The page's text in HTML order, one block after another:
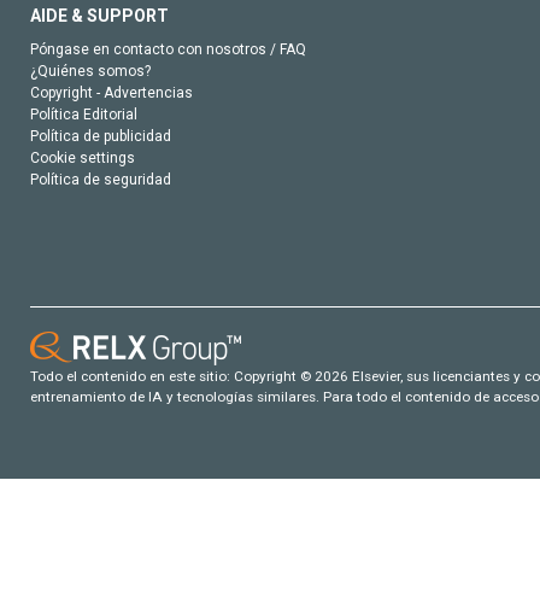
AIDE & SUPPORT
Póngase en contacto con nosotros / FAQ
¿Quiénes somos?
Copyright - Advertencias
Política Editorial
Política de publicidad
Cookie settings
Política de seguridad
Todo el contenido en este sitio: Copyright © 2026 Elsevier, sus licenciantes y
entrenamiento de IA y tecnologías similares. Para todo el contenido de